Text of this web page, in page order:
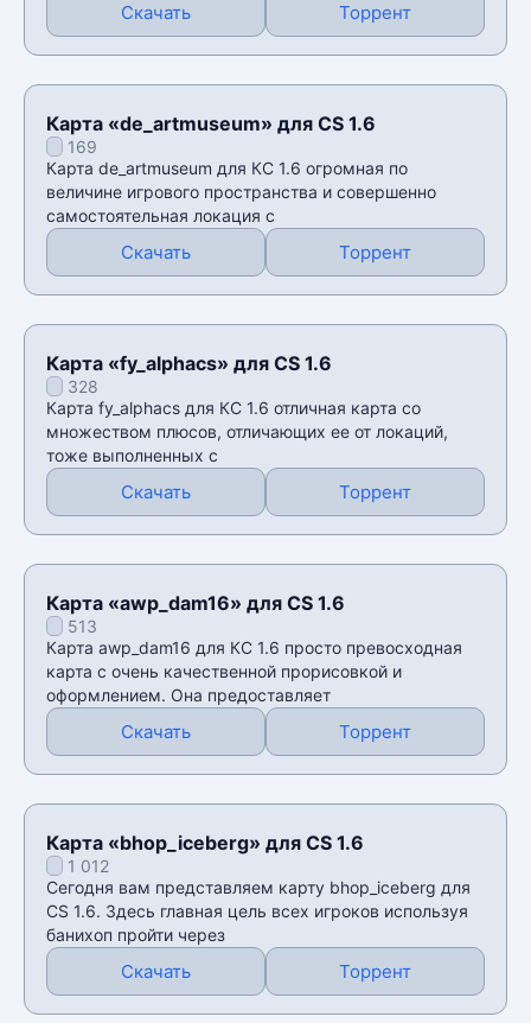
Скачать Торрент
Карта «de_artmuseum» для CS 1.6
169
Карта de_artmuseum для КС 1.6 огромная по
величине игрового пространства и совершенно
самостоятельная локация с
Скачать Торрент
Карта «fy_alphacs» для CS 1.6
328
Карта fy_alphacs для КС 1.6 отличная карта со
множеством плюсов, отличающих ее от локаций,
тоже выполненных с
Скачать Торрент
Карта «awp_dam16» для CS 1.6
513
Карта awp_dam16 для КС 1.6 просто превосходная
карта с очень качественной прорисовкой и
оформлением. Она предоставляет
Скачать Торрент
Карта «bhop_iceberg» для CS 1.6
1 012
Сегодня вам представляем карту bhop_iceberg для
CS 1.6. Здесь главная цель всех игроков используя
банихоп пройти через
Скачать Торрент